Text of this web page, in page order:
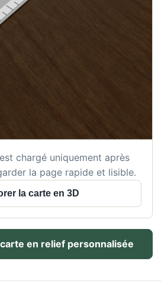
chargé uniquement après
la page rapide et lisible.
la carte en 3D
en relief personnalisée